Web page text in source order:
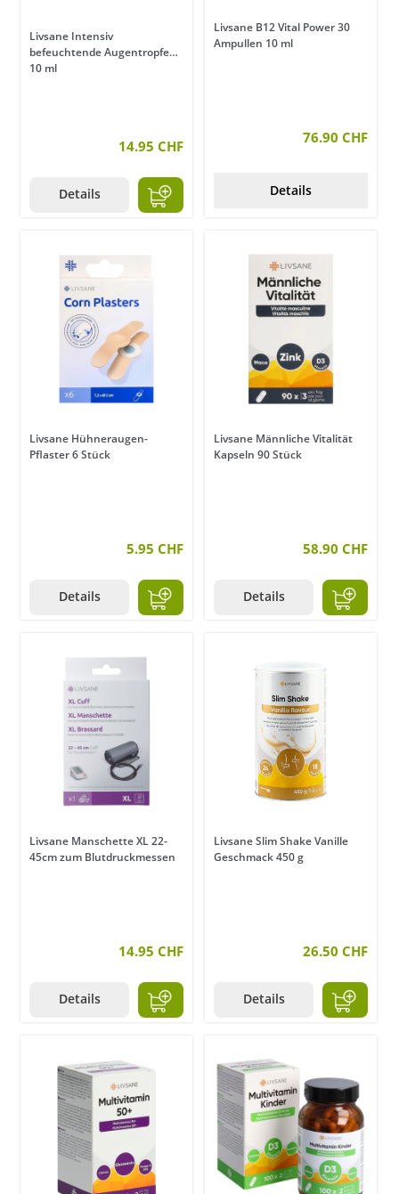
Livsane Intensiv
befeuchtende Augentropfen
10 ml
14.95 CHF
Details
Livsane B12 Vital Power 30
Ampullen 10 ml
76.90 CHF
Details
Livsane Hühneraugen-
Pflaster 6 Stück
5.95 CHF
Details
Livsane Männliche Vitalität
Kapseln 90 Stück
58.90 CHF
Details
Livsane Manschette XL 22-
45cm zum Blutdruckmessen
14.95 CHF
Details
Livsane Slim Shake Vanille
Geschmack 450 g
26.50 CHF
Details